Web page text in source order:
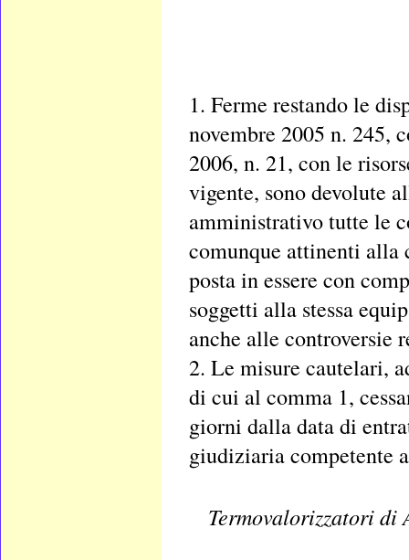
1. Ferme restando le
novembre 2005 n. 245,
2006, n. 21, con le
vigente, sono devolute
amministrativo tutte le
comunque attinenti alla
posta in essere con
soggetti alla stessa
anche alle
2. Le misure cautelari,
di cui al comma 1,
giorni dalla data di
giudiziaria competente
Termovalorizzatori di